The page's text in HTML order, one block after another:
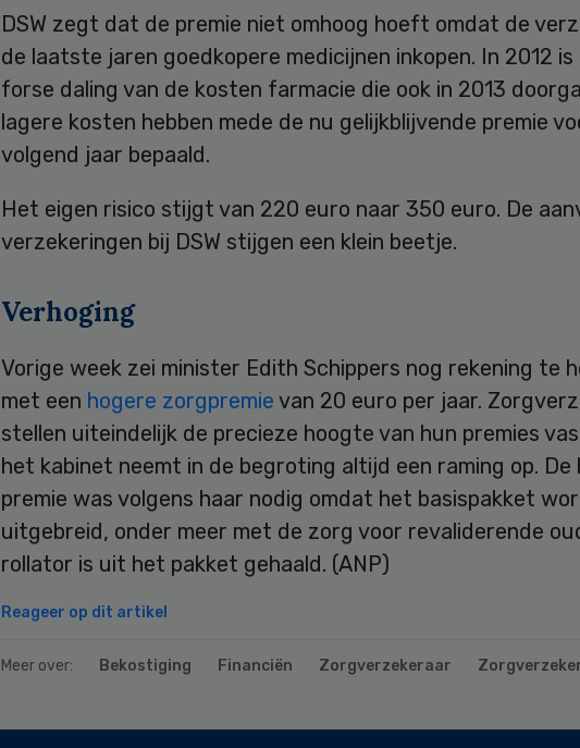
DSW zegt dat de premie niet omhoog hoeft omdat de
de laatste jaren goedkopere medicijnen inkopen. In 2012 is
forse daling van de kosten farmacie die ook in 2013
lagere kosten hebben mede de nu gelijkblijvende premie
volgend jaar bepaald.
Het eigen risico stijgt van 220 euro naar 350 euro. De
verzekeringen bij DSW stijgen een klein beetje.
Verhoging
Vorige week zei minister Edith Schippers nog rekening te
met een hogere zorgpremie van 20 euro per jaar.
stellen uiteindelijk de precieze hoogte van hun premies
het kabinet neemt in de begroting altijd een raming op. De
premie was volgens haar nodig omdat het basispakket
uitgebreid, onder meer met de zorg voor revaliderende
rollator is uit het pakket gehaald. (ANP)
Reageer op dit artikel
Meer over: Bekostiging Financiën Zorgverzekeraar